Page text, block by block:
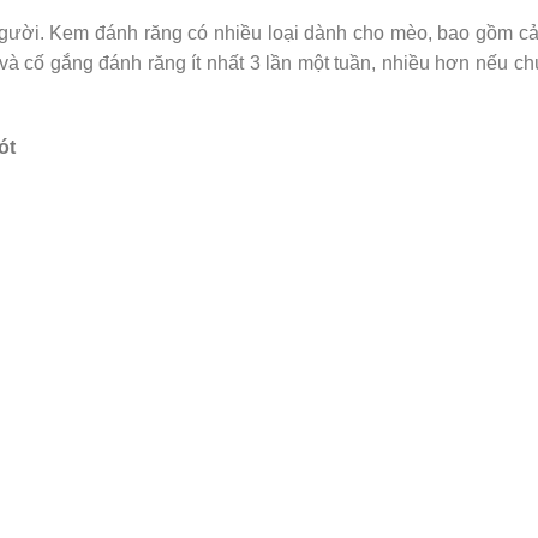
Kem đánh răng có nhiều loại dành cho mèo, bao gồm
cố gắng đánh răng ít nhất 3 lần một tuần, nhiều hơn nếu